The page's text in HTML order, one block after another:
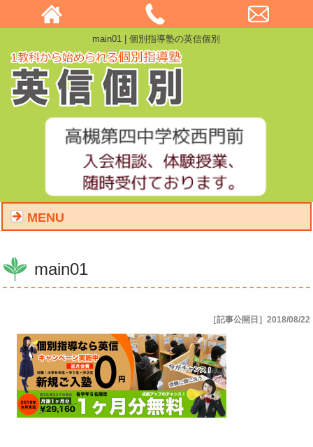
main01 | 個別指導塾の英信個別
MENU
main01
［記事公開日］2018/08/22